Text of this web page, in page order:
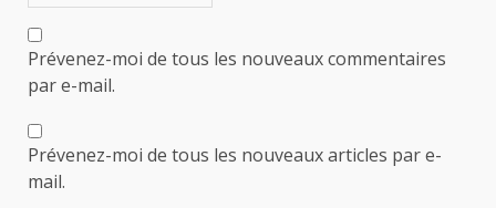
Prévenez-moi de tous les nouveaux commentaires
par e-mail.
Prévenez-moi de tous les nouveaux articles par e-
mail.